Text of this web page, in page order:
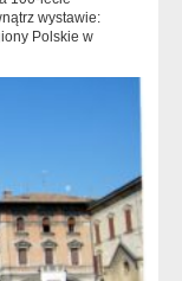
wystawie:
Polskie w